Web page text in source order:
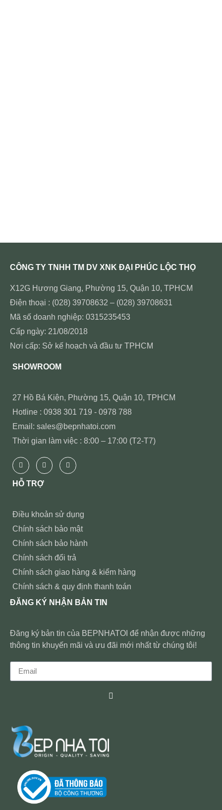
CÔNG TY TNHH TM DV XNK ĐẠI PHÚC LỘC THỌ
X12G Hương Giang, Phường 15, Quận 10, TPHCM
Điện thoại : (028) 39708632 – (028) 39708631
Mã số doanh nghiệp: 0315235453
Cấp ngày: 21/08/2018
Nơi cấp: Sở kế hoạch và đầu tư TPHCM
SHOWROOM
27 Hồ Bá Kiện, Phường 15, Quận 10, TPHCM
Hotline : 0938 301 719 - 0978 788
Email: sales@bepnhatoi.com
Thời gian làm việc : 8:00 – 17:00 (T2-T7)
HỖ TRỢ
Điều khoản sử dụng
Chính sách bảo mật
Chính sách bảo hành
Chính sách đổi trả
Chính sách giao hàng & kiểm hàng
Chính sách & quy định thanh toán
ĐĂNG KÝ NHẬN BẢN TIN
Đăng ký bản tin của BEPNHATOI để nhận được những
thông tin khuyến mãi và ưu đãi mới nhất từ chúng tôi!